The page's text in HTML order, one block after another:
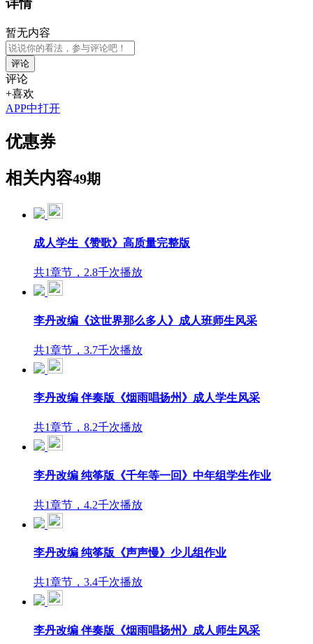
详情
暂无内容
评论
评论
+喜欢
APP中打开
优惠券
相关内容49期
成人学生《赞歌》高质量完整版
共1章节，2.8千次播放
李丹改编《这世界那么多人》成人班师生风采
共1章节，3.7千次播放
李丹改编 伴奏版《烟雨唱扬州》成人学生风采
共1章节，8.2千次播放
李丹改编 纯筝版《千年等一回》中年组学生作业
共1章节，4.2千次播放
李丹改编 纯筝版《声声慢》少儿组作业
共1章节，3.4千次播放
李丹改编 伴奏版《烟雨唱扬州》成人师生风采